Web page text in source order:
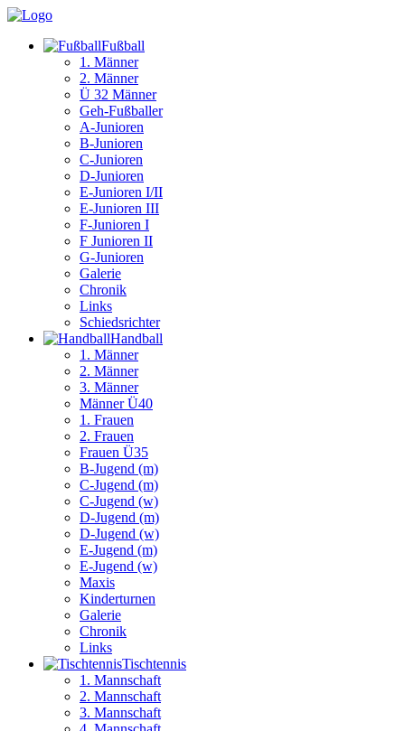
Fuß­ball
1. Männer
2. Männer
Ü 32 Männer
Geh-Fußballer
A-Junioren
B-Junioren
C-Junioren
D-Junioren
E-Junioren I/II
E-Junioren III
F-Junioren I
F Junioren II
G-Junioren
Galerie
Chronik
Links
Schiedsrichter
Hand­ball
1. Männer
2. Männer
3. Männer
Männer Ü40
1. Frauen
2. Frauen
Frauen Ü35
B-Jugend (m)
C-Jugend (m)
C-Jugend (w)
D-Jugend (m)
D-Jugend (w)
E-Jugend (m)
E-Jugend (w)
Maxis
Kinderturnen
Galerie
Chronik
Links
Tisch­tennis
1. Mannschaft
2. Mannschaft
3. Mannschaft